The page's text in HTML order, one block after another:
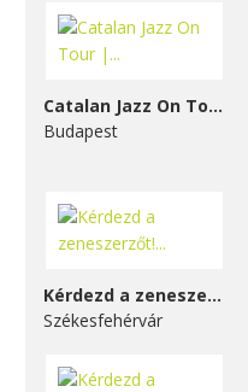
Catalan Jazz On Tour |...
Budapest
Kérdezd a zeneszerzőt!...
Székesfehérvár